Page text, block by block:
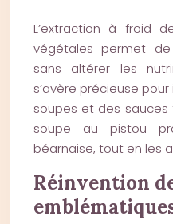
L’extraction à froid
végétales permet
sans altérer les
s’avère précieuse
soupes et des
soupe au pistou
béarnaise, tout en les
Réinvention